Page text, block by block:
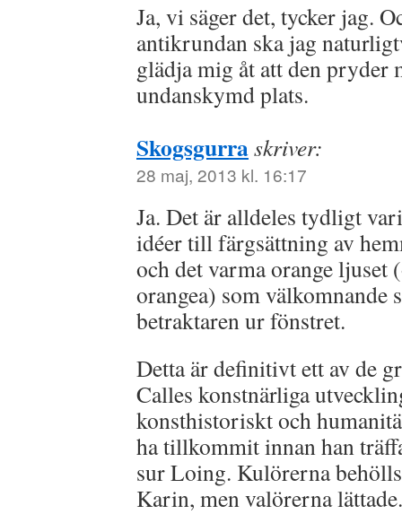
Ja, vi säger det, tycker jag.
antikrundan ska jag
glädja mig åt att den pryder
undanskymd plats.
Skogsgurraskriver:
28 maj, 2013 kl. 16:17
Ja. Det är alldeles tydligt
idéer till färgsättning av
och det varma orange ljuset
orangea) som välkomnande
betraktaren ur fönstret.
Detta är definitivt ett av de
Calles konstnärliga
konsthistoriskt och
ha tillkommit innan han
sur Loing. Kulörerna
Karin, men valörerna lättade.